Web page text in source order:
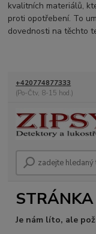
kvalitních materiálů,
proti opotřebení. To
dovednosti na těchto
+420774877333
(Po-Čtv, 8-15 hod.)
Je nám líto, ale